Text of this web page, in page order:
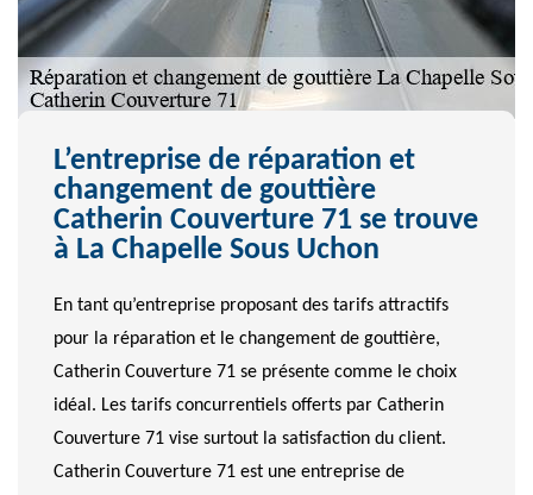
L’entreprise de réparation et
changement de gouttière
Catherin Couverture 71 se trouve
à La Chapelle Sous Uchon
En tant qu’entreprise proposant des tarifs attractifs
pour la réparation et le changement de gouttière,
Catherin Couverture 71 se présente comme le choix
idéal. Les tarifs concurrentiels offerts par Catherin
Couverture 71 vise surtout la satisfaction du client.
Catherin Couverture 71 est une entreprise de